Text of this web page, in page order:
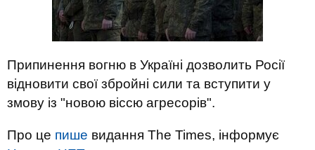
Припинення вогню в Україні дозволить Росії
відновити свої збройні сили та вступити у
змову із "новою віссю агресорів".
Про це пише видання The Times, інформує